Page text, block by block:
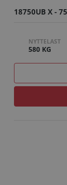
18750UB X -
NYTTELAST
580 KG